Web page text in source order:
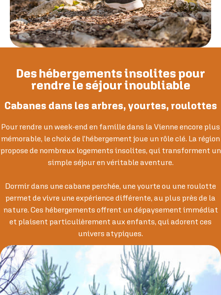
Des hébergements insolites pour
rendre le séjour inoubliable
Cabanes dans les arbres, yourtes, roulottes
Pour rendre un week-end en famille dans la Vienne encore plus
mémorable, le choix de l’hébergement joue un rôle clé. La région
propose de nombreux logements insolites, qui transforment un
simple séjour en véritable aventure.
Dormir dans une cabane perchée, une yourte ou une roulotte
permet de vivre une expérience différente, au plus près de la
nature. Ces hébergements offrent un dépaysement immédiat
et plaisent particulièrement aux enfants, qui adorent ces
univers atypiques.